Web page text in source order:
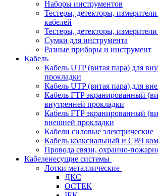
Наборы инструментов
Тестеры, детекторы,
кабелей
Тестеры, детекторы,
Сумки для инструмента
Разные приборы и инструмент
Кабель
Кабель UTP (витая пара) для
прокладки
Кабель UTP (витая пара) для
Кабель FTP экранированный
внутренней прокладки
Кабель FTP экранированный
внешней прокладки
Кабели силовые электрические
Кабель коаксиальный и СВЧ
Провода связи, охранно-
Кабеленесущие системы
Лотки металлические
ДКС
ОСТЕК